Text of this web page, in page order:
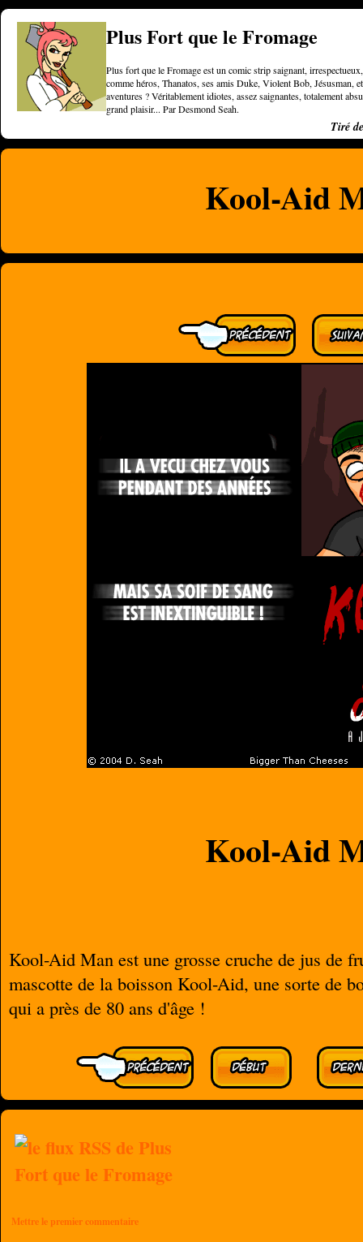
Plus Fort que le Fromage
Plus fort que le Fromage est un comic strip saignant,
comme héros, Thanatos, ses amis Duke, Violent Bob, Jésusman,
aventures ? Véritablement idiotes, assez saignantes, totalement
grand plaisir... Par Desmond Seah.
Tiré
Kool-Aid
Kool-Aid
Kool-Aid Man est une grosse cruche de jus de
mascotte de la boisson Kool-Aid, une sorte de
qui a près de 80 ans d'âge !
Mettre le premier commentaire